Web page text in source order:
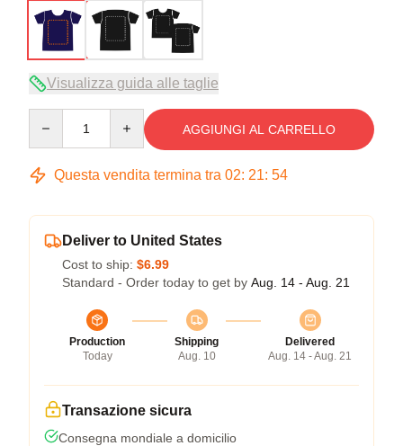
Visualizza guida alle taglie
AGGIUNGI AL CARRELLO
Questa vendita termina tra 02: 21: 53
Deliver to United States
Cost to ship: $6.99
Standard - Order today to get by Aug. 14 - Aug. 21
Production
Today
Shipping
Aug. 10
Delivered
Aug. 14 - Aug. 21
Transazione sicura
Consegna mondiale a domicilio